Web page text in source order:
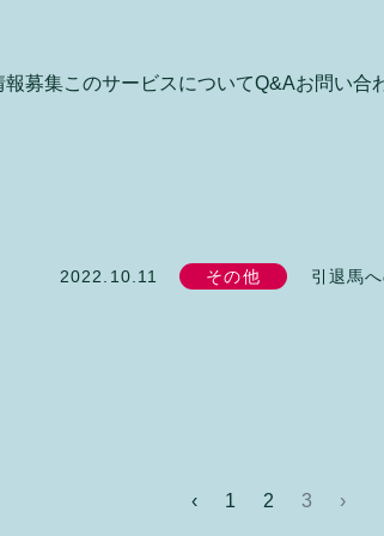
報募集このサービスについてQ&Aお問い合
2022.10.11 その他 引退馬
‹ 1 2 3 ›